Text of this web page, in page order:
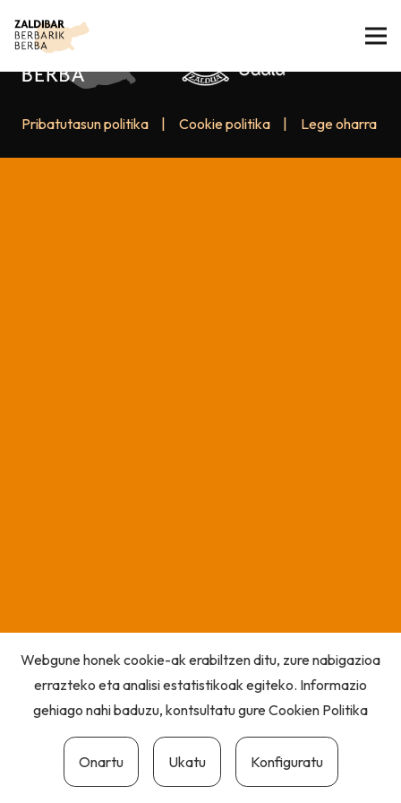
Pribatutasun politika Cookie politika Lege oharra
Webgune honek cookie-ak erabiltzen ditu, zure nabigazioa
errazteko eta analisi estatistikoak egiteko. Informazio
gehiago nahi baduzu, kontsultatu gureCookien Politika
Onartu Ukatu Konfiguratu